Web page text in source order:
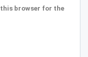
this browser for the